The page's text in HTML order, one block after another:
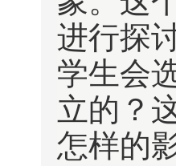
进行探
学生会
立的？
怎样的